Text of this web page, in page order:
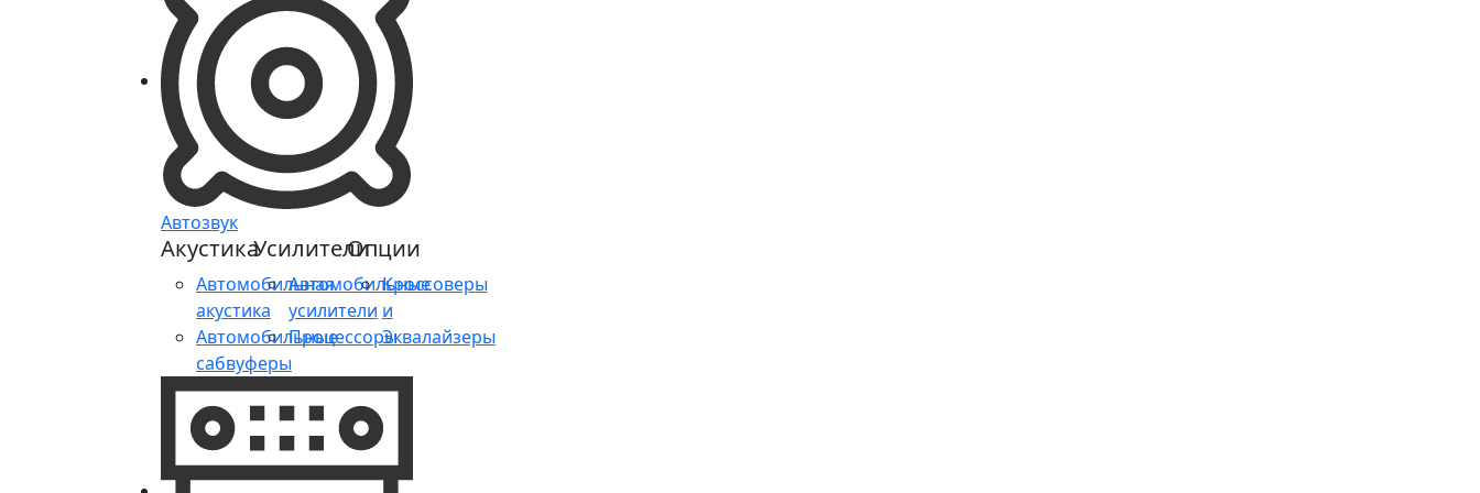
Автозвук
Акустика
Автомобильная
акустика
Автомобильные
сабвуферы
Усилители
Автомобильные
усилители
Процессоры
Опции
Кроссоверы
и
Эквалайзеры